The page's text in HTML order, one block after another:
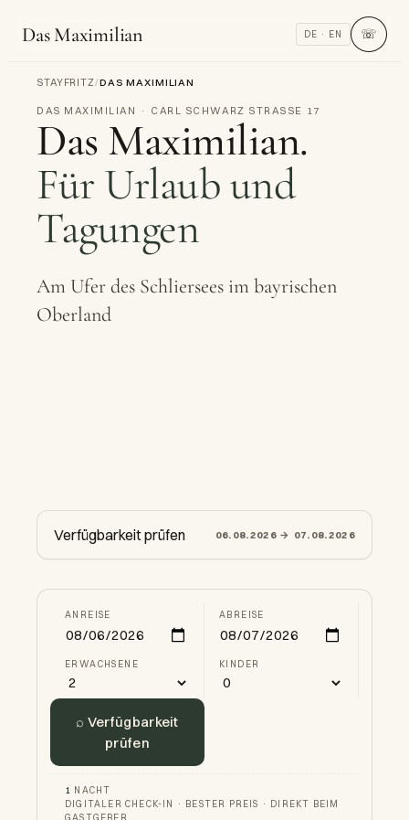
Das Maximilian DE · EN ☏
STAYFRITZ/DAS MAXIMILIAN
DAS MAXIMILIAN · CARL SCHWARZ STRASSE 17
Das Maximilian.
Für Urlaub und
Tagungen
Am Ufer des Schliersees im bayrischen
Oberland
Verfügbarkeit prüfen 06.08.2026 → 07.08.2026
ANREISE ABREISE
ERWACHSENE KINDER
⌕ Verfügbarkeit
prüfen
1 NACHT
DIGITALER CHECK-IN · BESTER PREIS · DIREKT BEIM